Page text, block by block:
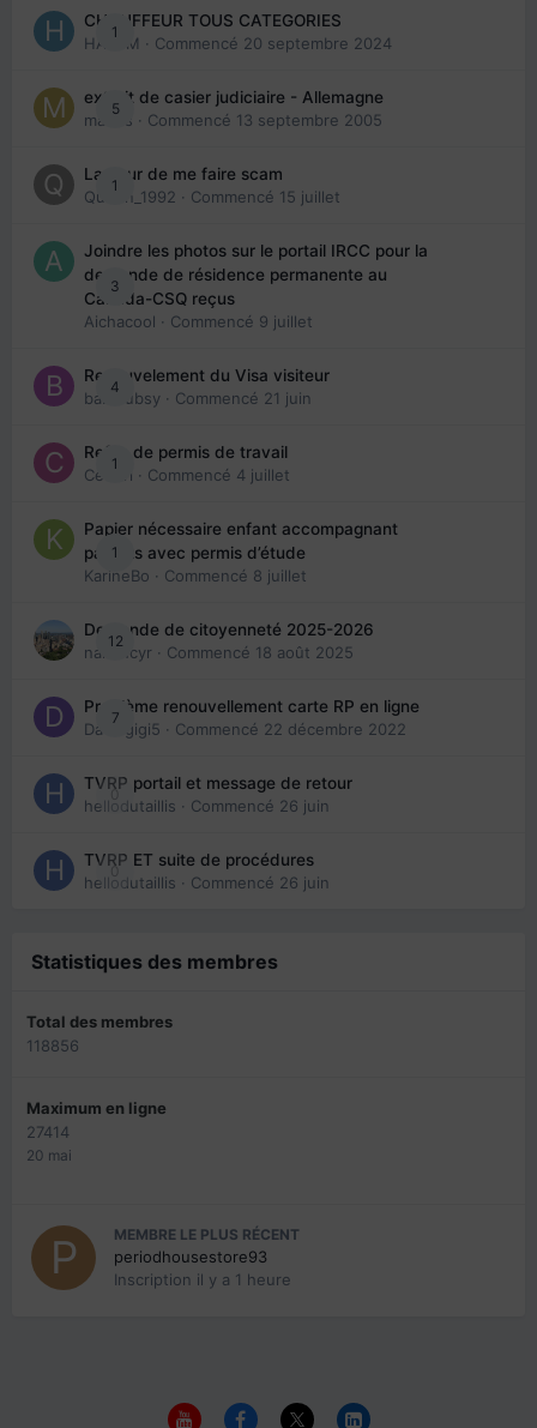
1
CHAUFFEUR TOUS CATEGORIES
HAZEM · Commencé 20 septembre 2024
5
extrait de casier judiciaire - Allemagne
maries · Commencé 13 septembre 2005
1
La peur de me faire scam
Queen_1992 · Commencé 15 juillet
3
Joindre les photos sur le portail IRCC pour la
demande de résidence permanente au
Canada-CSQ reçus
Aichacool · Commencé 9 juillet
4
Renouvelement du Visa visiteur
babibubsy · Commencé 21 juin
1
Refus de permis de travail
Cedbri · Commencé 4 juillet
1
Papier nécessaire enfant accompagnant
parents avec permis d’étude
KarineBo · Commencé 8 juillet
12
Demande de citoyenneté 2025-2026
nanancyr · Commencé 18 août 2025
7
Problème renouvellement carte RP en ligne
Davidgigi5 · Commencé 22 décembre 2022
0
TVRP portail et message de retour
hellodutaillis · Commencé 26 juin
0
TVRP ET suite de procédures
hellodutaillis · Commencé 26 juin
Statistiques des membres
Total des membres
118856
Maximum en ligne
27414
20 mai
MEMBRE LE PLUS RÉCENT
periodhousestore93
Inscription il y a 1 heure